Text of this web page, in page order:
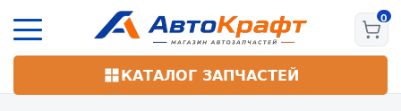
основному
КАТАЛОГ ЗАПЧАСТЕЙ